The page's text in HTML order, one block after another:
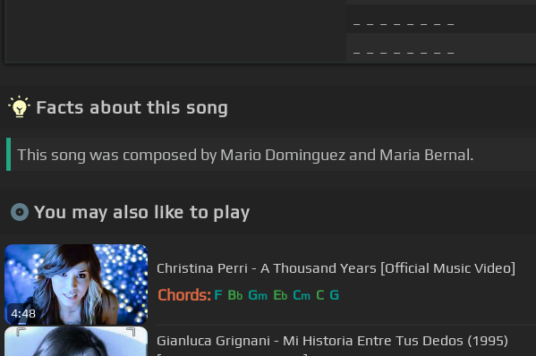
Facts about this song
This song was composed by Mario Dominguez and Maria Bernal.
You may also like to play
4:48
Christina Perri - A Thousand Years [Official Music Video]
Chords: F Bb Gm Eb Cm C G
Gianluca Grignani - Mi Historia Entre Tus Dedos (1995)